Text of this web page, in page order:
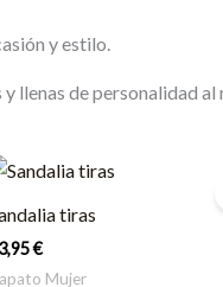
y estilo.
llenas de personalidad al
tiras
€
Mujer